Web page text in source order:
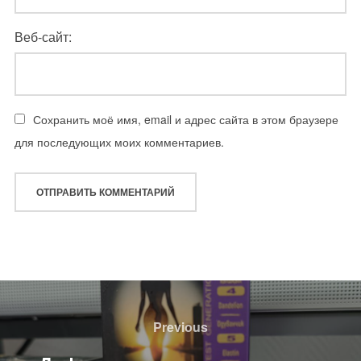
Веб-сайт:
Сохранить моё имя, email и адрес сайта в этом браузере
для последующих моих комментариев.
Навигация
по
записям
Previous
Previous